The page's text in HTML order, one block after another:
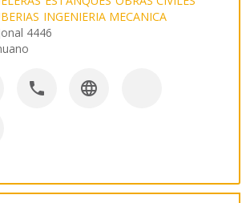
INGENIERIA MECANICA
4446
 